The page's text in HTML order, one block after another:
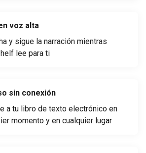
voz alta
y sigue la narración mientras
lee para ti
sin conexión
a tu libro de texto electrónico en
momento y en cualquier lugar